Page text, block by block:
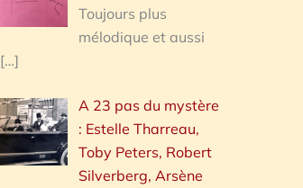
Toujours plus
mélodique et aussi
[…]
A 23 pas du mystère
: Estelle Tharreau,
Toby Peters, Robert
Silverberg, Arsène